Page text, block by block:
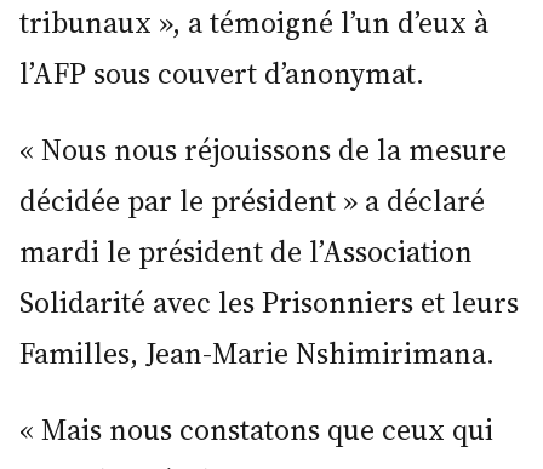
tribunaux », a témoigné l’un d’eux à
l’AFP sous couvert d’anonymat.
« Nous nous réjouissons de la mesure
décidée par le président » a déclaré
mardi le président de l’Association
Solidarité avec les Prisonniers et leurs
Familles, Jean-Marie Nshimirimana.
« Mais nous constatons que ceux qui